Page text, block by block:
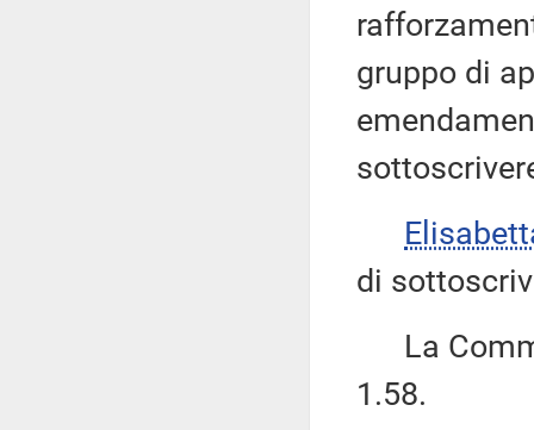
gruppo di
di
La
1.58.